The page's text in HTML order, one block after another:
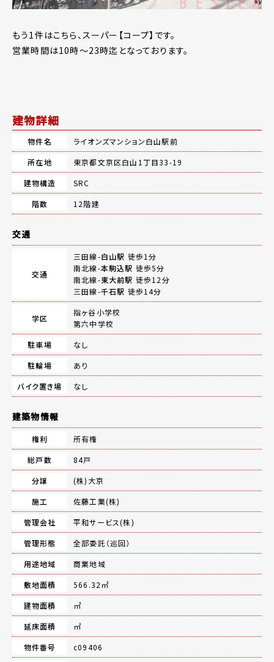
もう1件はこちら、スーパー【コープ】です。
営業時間は10時～23時迄となっております。
建物詳細
物件名
ライオンズマンション白山駅前
所在地
東京都文京区白山1丁目33-19
建物構造
SRC
階数
12階建
交通
交通
三田線-白山駅 徒歩1分
南北線-本駒込駅 徒歩5分
南北線-東大前駅 徒歩12分
三田線-千石駅 徒歩14分
学区
指ヶ谷小学校
第六中学校
駐車場
なし
駐輪場
あり
バイク置き場
なし
建築物情報
権利
所有権
総戸数
84戸
分譲
(株)大京
施工
佐藤工業(株)
管理会社
平和サービス(株)
管理形態
全部委託（巡回）
用途地域
商業地域
敷地面積
566.32㎡
建物面積
㎡
延床面積
㎡
物件番号
c09406